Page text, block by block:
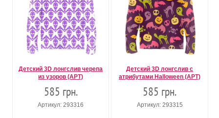
Детский 3D лонгслив черепа
из узоров (АРТ)
585 грн.
Артикул: 293316
Детский 3D лонгслив с
атрибутами Halloween (АРТ)
585 грн.
Артикул: 293315